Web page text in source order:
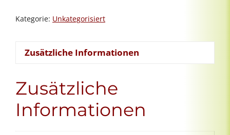
Reiki
Jenseitskontakte
Kategorie: Unkategorisiert
Zusätzliche Informationen
Zusätzliche
Informationen